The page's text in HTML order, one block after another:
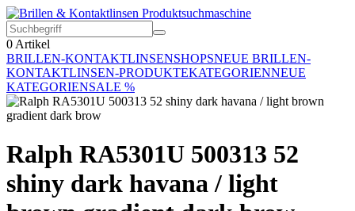
0 Artikel
BRILLEN-KONTAKTLINSENSHOPSNEUE BRILLEN-
KONTAKTLINSEN-PRODUKTEKATEGORIENNEUE
KATEGORIENSALE %
Ralph RA5301U 500313 52
shiny dark havana / light